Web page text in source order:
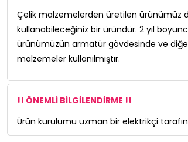
Çelik malzemelerden üretilen ürünümüz
kullanabileceğiniz bir üründür. 2 yıl
ürünümüzün armatür gövdesinde ve
malzemeler kullanılmıştır.
!! ÖNEMLİ BİLGİLENDİRME !!
Ürün kurulumu uzman bir elektrikçi